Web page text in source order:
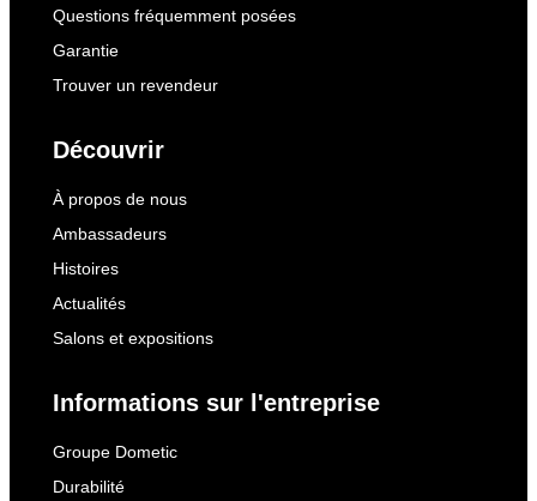
Questions fréquemment posées
Garantie
Trouver un revendeur
Découvrir
À propos de nous
Ambassadeurs
Histoires
Actualités
Salons et expositions
Informations sur l'entreprise
Groupe Dometic
Durabilité